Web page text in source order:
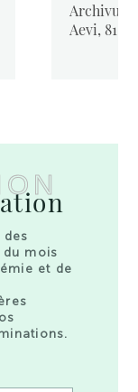
Aevi, 81,
mois
et de